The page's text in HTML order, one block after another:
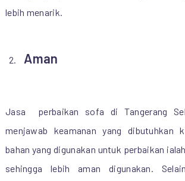
lebih menarik.
Aman
Jasa perbaikan sofa di Tangerang
menjawab keamanan yang dibutuhkan
bahan yang digunakan untuk perbaikan
sehingga lebih aman digunakan.